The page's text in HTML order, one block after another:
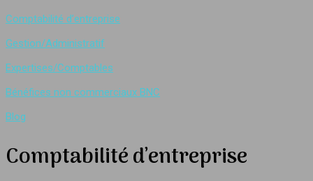
Comptabilité d’entreprise
Gestion/Administratif
Expertises/Comptables
Bénéfices non commerciaux BNC
Blog
Comptabilité d’entreprise